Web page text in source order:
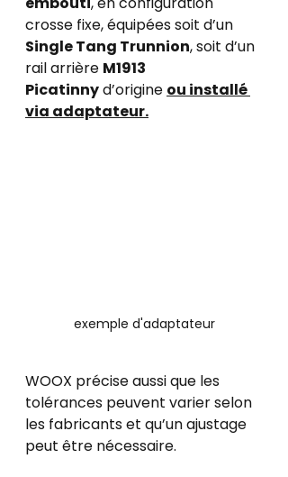
crosse fixe, équipées soit d’un
Single Tang Trunnion, soit d’un
rail arrière M1913
Picatinny d’origine ou installé
via adaptateur.
exemple d'adaptateur
WOOX précise aussi que les
tolérances peuvent varier selon
les fabricants et qu’un ajustage
peut être nécessaire.